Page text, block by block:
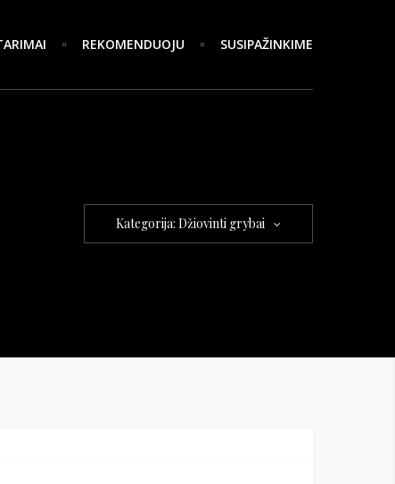
REKOMENDUOJU SUSIPAŽINKIME
Kategorija: Džiovinti grybai